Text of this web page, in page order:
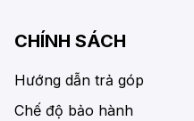
CHÍNH SÁCH
Hướng dẫn trả góp
Chế độ bảo hành